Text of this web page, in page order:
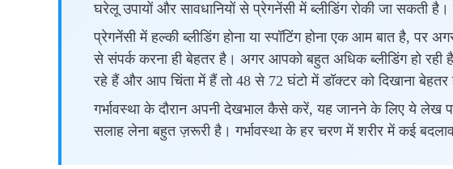
घरेलू उपायों और सावधानियों से प्रेगनेंसी में ब्लीडिंग रोकी जा सकती
प्रेगनेंसी में हल्की ब्लीडिंग होना या स्पॉटिंग होना एक आम बात है, पर
से संपर्क करना ही बेहतर है। अगर आपको बहुत अधिक ब्लीडिंग हो रही
रहे हैं और आप चिंता में हैं तो 48 से 72 घंटो में डॉक्टर को दिखाना बेहतर
गर्भावस्था के दौरान अपनी देखभाल कैसे करें, यह जानने के लिए ये लेख
सलाह लेना बहुत ज़रूरी है। गर्भावस्था के हर चरण में शरीर में कई